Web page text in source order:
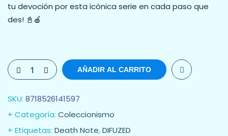
tu devoción por esta icónica serie en cada paso que
des! 📓🍎
AÑADIR AL CARRITO
SKU: 8718526141597
Categoría: Coleccionismo
Etiquetas: Death Note,DIFUZED